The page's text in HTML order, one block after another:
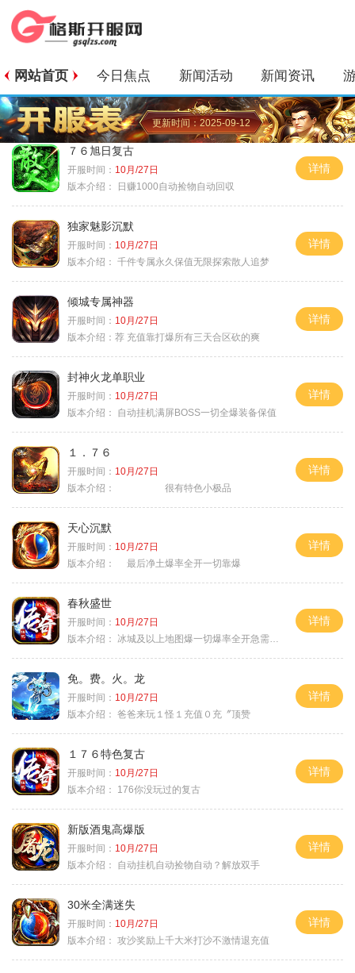
网站首页 今日焦点 新闻活动 新闻资讯
更新时间：2025-09-12
７６旭日复古
开服时间： 10月/27日
版本介绍：
日赚1000自动捡物自动回収
详情
独家魅影沉默
开服时间： 10月/27日
版本介绍： 千件专属永久保值无限探索散人追梦
详情
倾城专属神器
开服时间： 10月/27日
版本介绍： 荐 充值靠打爆所有三天合区砍的爽
详情
封神火龙单职业
开服时间： 10月/27日
版本介绍：
自动挂机满屏BOSS一切全爆装备保值
详情
１．７６
开服时间： 10月/27日
版本介绍：
很有特色小极品
详情
天心沉默
开服时间： 10月/27日
版本介绍：
最后净土爆率全开一切靠爆
详情
春秋盛世
开服时间： 10月/27日
版本介绍：
冰城及以上地图爆一切爆率全开急需材料
详情
免。费。火。龙
开服时间： 10月/27日
版本介绍： 爸爸来玩１怪１充值０充〞顶赞
详情
１７６特色复古
开服时间： 10月/27日
版本介绍：
176你没玩过的复古
详情
新版酒鬼高爆版
开服时间： 10月/27日
版本介绍：
自动挂机自动捡物自动？解放双手
详情
30米全满迷失
开服时间： 10月/27日
版本介绍： 攻沙奖励上千大米打沙不激情退充值
详情